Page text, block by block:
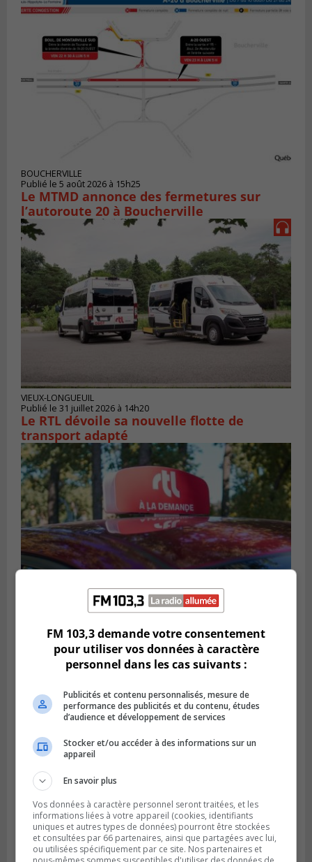
BOUCHERVILLE
Publié le 5 août 2026 à 15h25
Le MTMD annonce des fermetures sur
l’autoroute 20 à Boucherville
VIEUX-LONGUEUIL
Publié le 31 juillet 2026 à 14h20
Le RTL dévoile sa nouvelle flotte de
transport adapté
Publié le 31 juillet 2026 à 12h00
Le transport à la demande du RTL prend
de l’expansion à Brossard
BOUCHERVILLE
Publié le 31 juillet 2026 à 06h57
FM 103,3 demande votre consentement
pour utiliser vos données à caractère
personnel dans les cas suivants :
Publicités et contenu personnalisés, mesure de
performance des publicités et du contenu, études
d’audience et développement de services
Stocker et/ou accéder à des informations sur un
appareil
En savoir plus
Vos données à caractère personnel seront traitées, et les
informations liées à votre appareil (cookies, identifiants
uniques et autres types de données) pourront être stockées
et consultées par 66 partenaires, ainsi que partagées avec lui,
ou utilisées spécifiquement par ce site. Nos partenaires et